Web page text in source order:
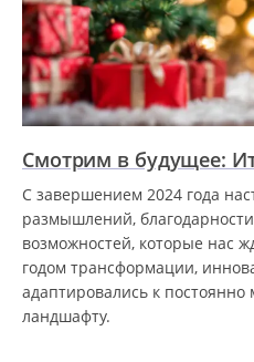
Смотрим в будущее:
С завершением 2024 года
размышлений,
возможностей, которые нас
годом трансформации,
адаптировались к
ландшафту.